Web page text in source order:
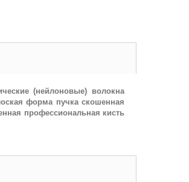
(нейлоновые) волокна
форма пучка скошенная
профессиональная кисть